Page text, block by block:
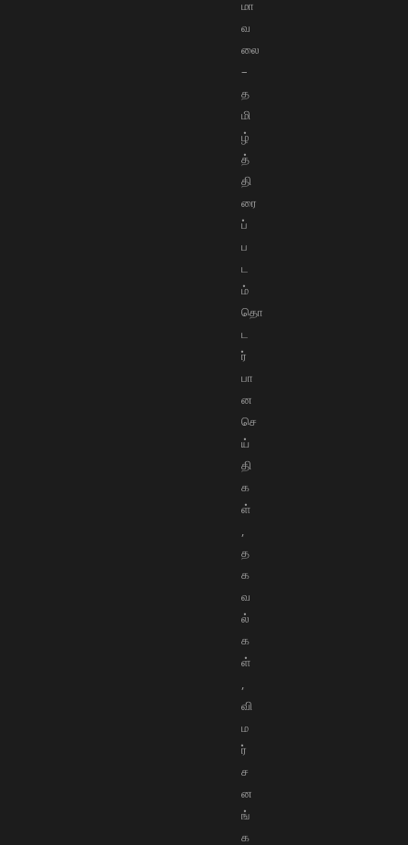
மா
வ
லை
–
த
மி
ழ்
த்
தி
ரை
ப்
ப
ட
ம்
தொ
ட
ர்
பா
ன
செ
ய்
தி
க
ள்
,
த
க
வ
ல்
க
ள்
,
வி
ம
ர்
ச
ன
ங்
க